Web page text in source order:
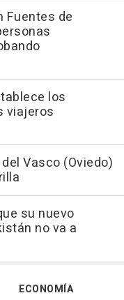
Fuentes de
los
viajeros
Vasco (Oviedo)
su nuevo
no va a
ECONOMÍA